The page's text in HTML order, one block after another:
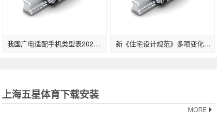
我国广电适配手机类型表2022一览：支撑的手机品牌及晋级时刻发布(2) 新《住宅设计规范》多项变化：2层及以上住宅设置电梯明确担架电梯尺寸…
上海五星体育下载安装
MORE